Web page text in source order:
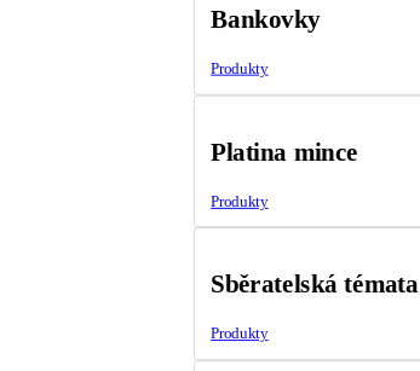
Bankovky
Produkty
Platina mince
Produkty
Sběratelská témata
Produkty